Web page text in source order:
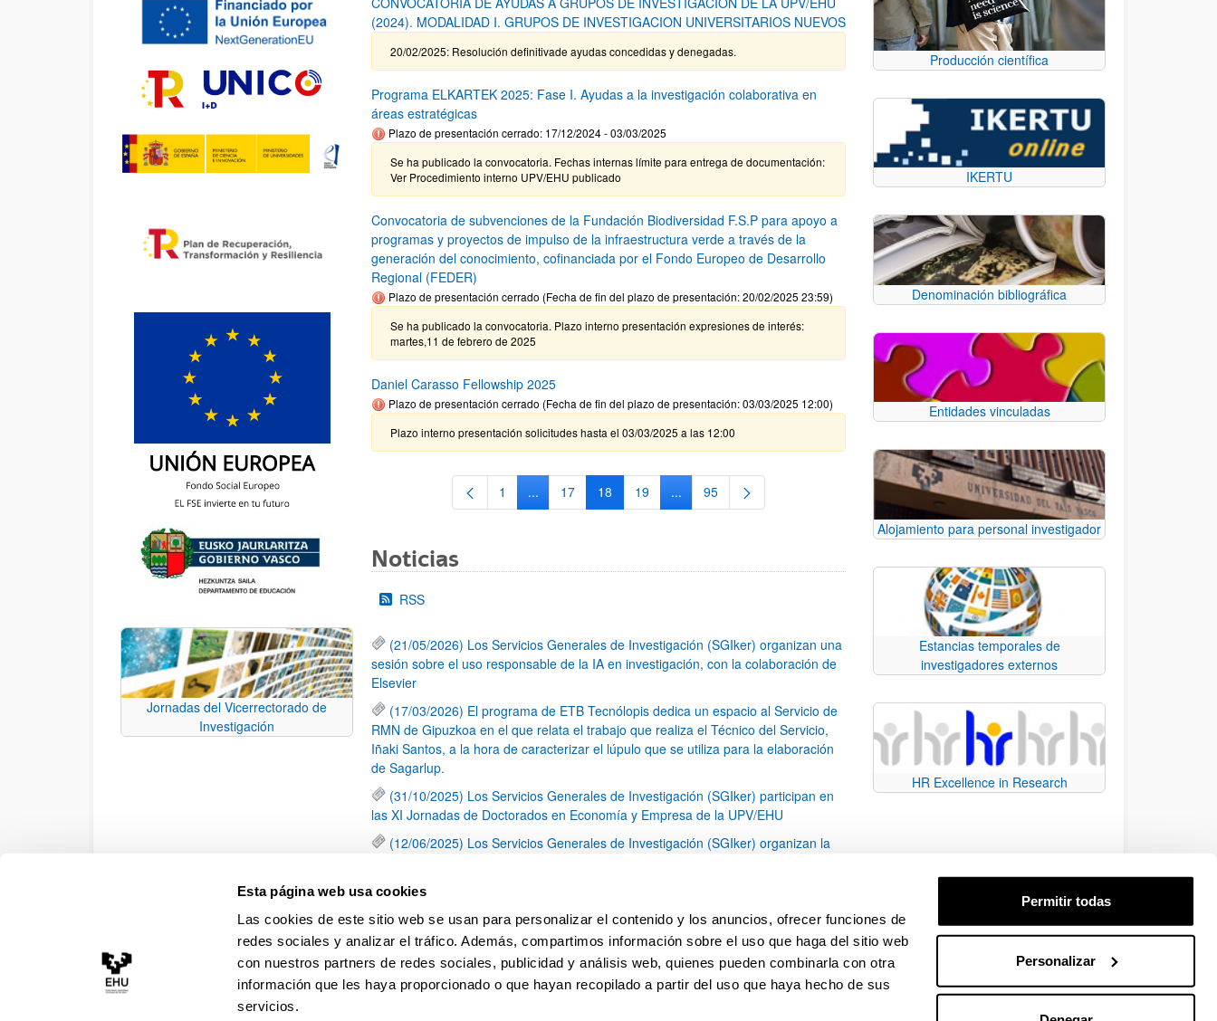
Esta página web usa cookies
Las cookies de este sitio web se usan para personalizar el contenido y los anuncios, ofrecer funciones de
redes sociales y analizar el tráfico. Además, compartimos información sobre el uso que haga del sitio web
con nuestros partners de redes sociales, publicidad y análisis web, quienes pueden combinarla con otra
información que les haya proporcionado o que hayan recopilado a partir del uso que haya hecho de sus
servicios.
Permitir todas
Personalizar
Jornadas del Vicerrectorado de
Investigación
(2024). MODALIDAD I. GRUPOS DE INVESTIGACION UNIVERSITARIOS NUEVOS
20/02/2025: Resolución definitivade ayudas concedidas y denegadas.
Programa ELKARTEK 2025: Fase I. Ayudas a la investigación colaborativa en
áreas estratégicas
Plazo de presentación cerrado: 17/12/2024 - 03/03/2025
Se ha publicado la convocatoria. Fechas internas límite para entrega de documentación:
Ver Procedimiento interno UPV/EHU publicado
Convocatoria de subvenciones de la Fundación Biodiversidad F.S.P para apoyo a
programas y proyectos de impulso de la infraestructura verde a través de la
generación del conocimiento, cofinanciada por el Fondo Europeo de Desarrollo
Regional (FEDER)
Plazo de presentación cerrado (Fecha de fin del plazo de presentación: 20/02/2025 23:59)
Se ha publicado la convocatoria. Plazo interno presentación expresiones de interés:
martes,11 de febrero de 2025
Daniel Carasso Fellowship 2025
Plazo de presentación cerrado (Fecha de fin del plazo de presentación: 03/03/2025 12:00)
Plazo interno presentación solicitudes hasta el 03/03/2025 a las 12:00
Página
1 ...Páginas intermedias Use TAB para desplazarse.
Página
17 Página
18 Página
19 ...Páginas intermedias Use TAB para desplazarse.
Página
95
Noticias
RSS
(21/05/2026) Los Servicios Generales de Investigación (SGIker) organizan una
sesión sobre el uso responsable de la IA en investigación, con la colaboración de
Elsevier
(17/03/2026) El programa de ETB Tecnólopis dedica un espacio al Servicio de
RMN de Gipuzkoa en el que relata el trabajo que realiza el Técnico del Servicio,
Iñaki Santos, a la hora de caracterizar el lúpulo que se utiliza para la elaboración
de Sagarlup.
(31/10/2025) Los Servicios Generales de Investigación (SGIker) participan en
las XI Jornadas de Doctorados en Economía y Empresa de la UPV/EHU
(12/06/2025) Los Servicios Generales de Investigación (SGIker) organizan la
una caracterización química de dos variedades de lúpulo silvestre
Página
1 Página
2 Página
3 ...
Páginas intermedias Use TAB para desplazarse.
Página
79
Producción científica
IKERTU
Denominación bibliográfica
Entidades vinculadas
Alojamiento para personal investigador
Estancias temporales de
investigadores externos
HR Excellence in Research